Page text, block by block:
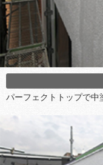
パーフェクトトップで中